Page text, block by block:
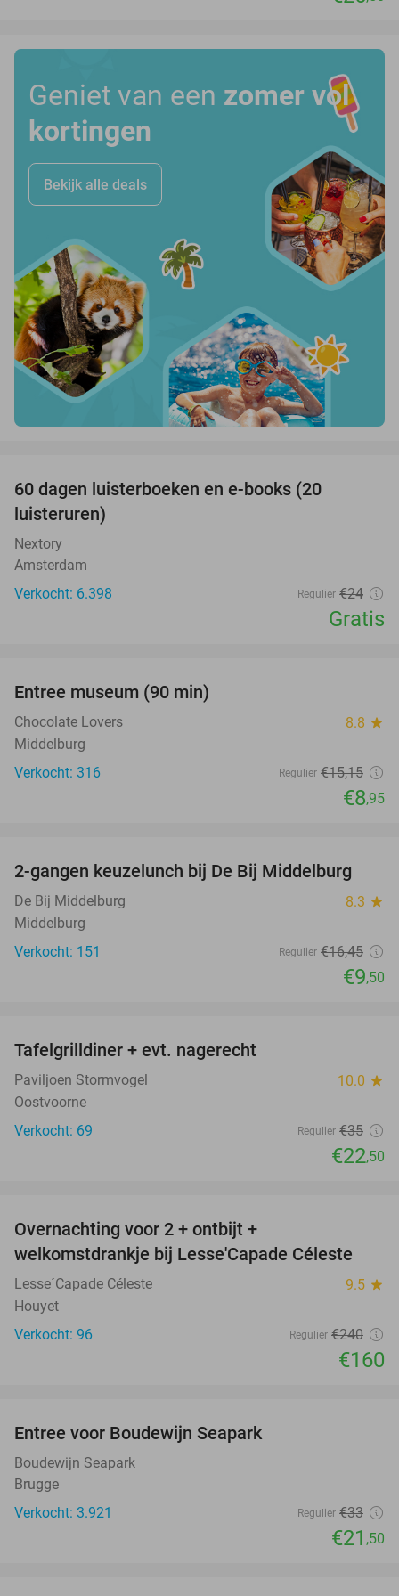
Geniet van een zomer vol
kortingen
Bekijk alle deals
60 dagen luisterboeken en e-books (20
luisteruren)
Nextory
Amsterdam
Verkocht: 6.398
Regulier €24
Gratis
Entree museum (90 min)
Chocolate Lovers 8.8 star
Middelburg
Verkocht: 316
Regulier €15,15
€8,95
42%
2-gangen keuzelunch bij De Bij Middelburg
De Bij Middelburg 8.3 star
Middelburg
Verkocht: 151
Regulier €16,45
€9,50
Tafelgrilldiner + evt. nagerecht
Paviljoen Stormvogel 10.0 star
Oostvoorne
Verkocht: 69
Regulier €35
€22,50
Overnachting voor 2 + ontbijt +
welkomstdrankje bij Lesse'Capade Céleste
Lesse´Capade Céleste 9.5 star
Houyet
Verkocht: 96
Regulier €240
€160
Entree voor Boudewijn Seapark
Boudewijn Seapark
Brugge
Verkocht: 3.921
Regulier €33
€21 ,50